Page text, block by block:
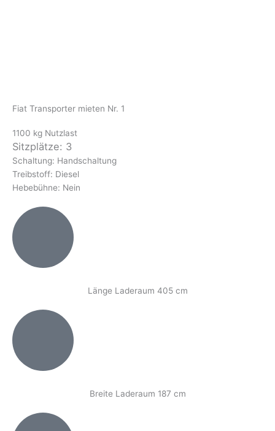
Fiat Transporter mieten Nr. 1
1100 kg Nutzlast
Sitzplätze: 3
Schaltung: Handschaltung
Treibstoff: Diesel
Hebebühne: Nein
Länge Laderaum 405 cm
Breite Laderaum 187 cm